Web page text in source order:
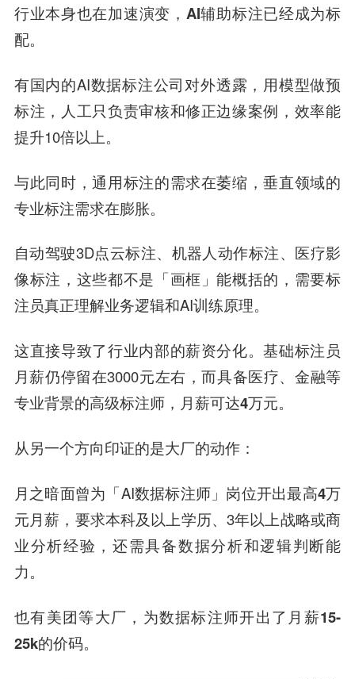
行业本身也在加速演变， AI辅助标注已经成为标
配。
有国内的AI数据标注公司对外透露，用模型做预
标注，人工只负责审核和修正边缘案例，效率能
提升10倍以上。
与此同时，通用标注的需求在萎缩，垂直领域的
专业标注需求在膨胀。
自动驾驶3D点云标注、机器人动作标注、医疗影
像标注，这些都不是「画框」能概括的，需要标
注员真正理解业务逻辑和AI训练原理。
这直接导致了行业内部的薪资分化。基础标注员
月薪仍停留在3000元左右，而具备医疗、金融等
专业背景的高级标注师， 月薪可达4万元。
从另一个方向印证的是大厂的动作：
月之暗面曾为「AI数据标注师」岗位开出最高4万
元月薪 ，要求本科及以上学历、3年以上战略或商
业分析经验，还需具备数据分析和逻辑判断能
力。
也有美团等大厂，为数据标注师开出了 月薪15-
25k的价码。